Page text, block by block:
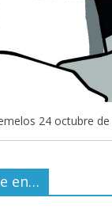
24 octubre de
en…